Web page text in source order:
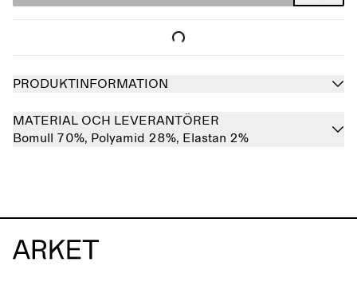
PRODUKTINFORMATION
MATERIAL OCH LEVERANTÖRER
Bomull 70%, Polyamid 28%, Elastan 2%